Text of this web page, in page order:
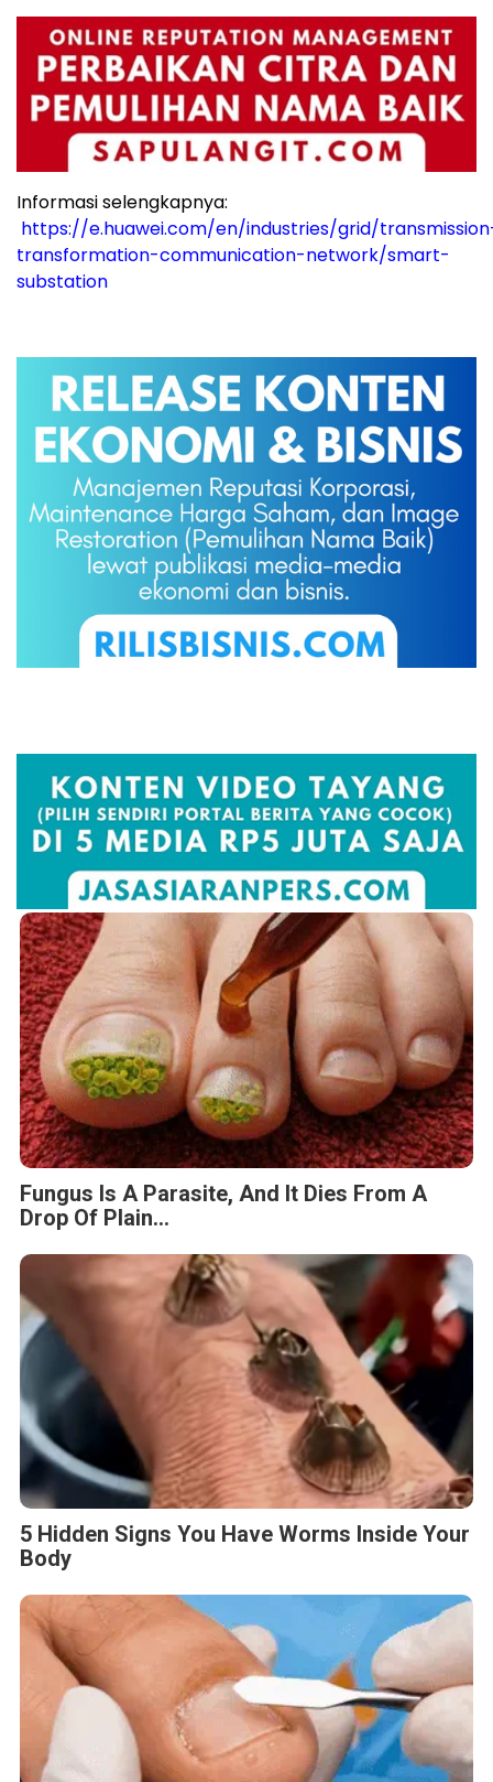
Informasi selengkapnya:
https://e.huawei.com/en/industries/grid/
transformation-communication-network/smart-
substation
Fungus Is A Parasite, And It Dies From A
Drop Of Plain...
5 Hidden Signs You Have Worms Inside Your
Body